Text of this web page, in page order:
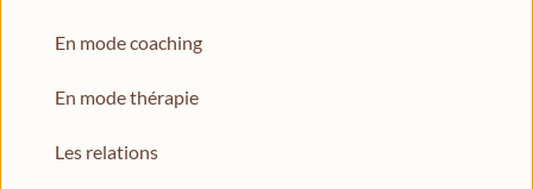
En mode coaching
En mode thérapie
Les relations